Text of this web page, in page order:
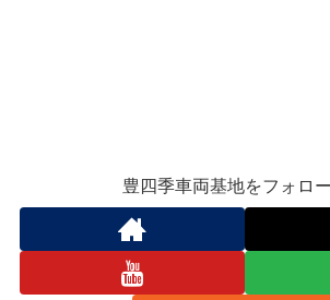
豊四季車両基地をフォロ